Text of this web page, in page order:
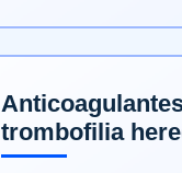
trombofilia